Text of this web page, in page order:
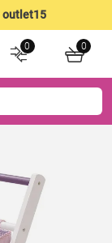
outlet15
0 0